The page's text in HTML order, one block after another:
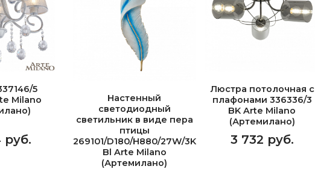
5
Milano
руб.
Настенный
светодиодный
светильник в виде пера
птицы
269101/D180/H880/27W/3K
Bl Arte Milano
(Артемилано)
Люстра потолочная с
плафонами 336336/3
BK Arte Milano
(Артемилано)
3 732 руб.